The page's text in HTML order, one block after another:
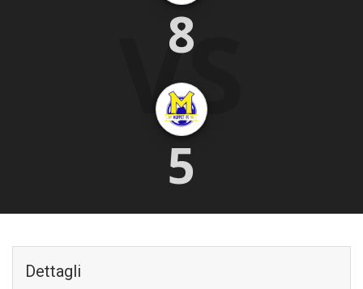
MINIBASKET
VS
8
5
Dettagli